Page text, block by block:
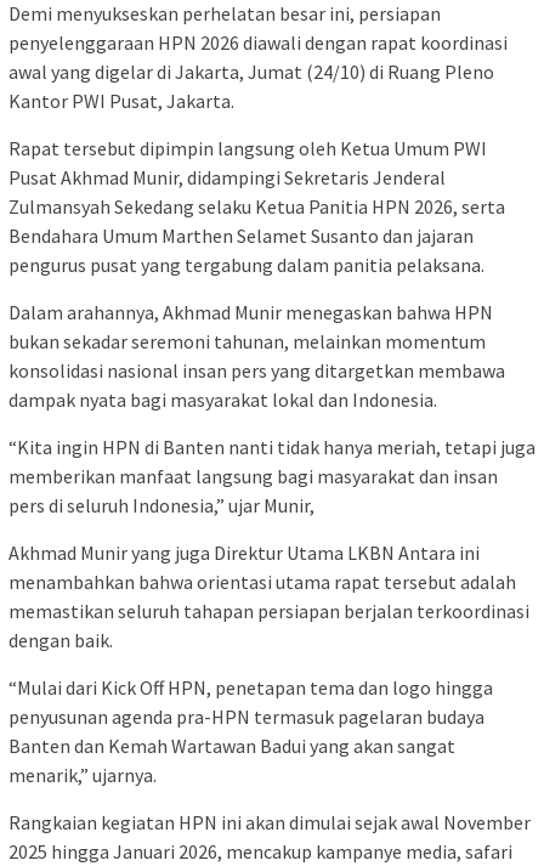
Demi menyukseskan perhelatan besar ini, persiapan
penyelenggaraan HPN 2026 diawali dengan rapat koordinasi
awal yang digelar di Jakarta, Jumat (24/10) di Ruang Pleno
Kantor PWI Pusat, Jakarta.
Rapat tersebut dipimpin langsung oleh Ketua Umum PWI
Pusat Akhmad Munir, didampingi Sekretaris Jenderal
Zulmansyah Sekedang selaku Ketua Panitia HPN 2026, serta
Bendahara Umum Marthen Selamet Susanto dan jajaran
pengurus pusat yang tergabung dalam panitia pelaksana.
Dalam arahannya, Akhmad Munir menegaskan bahwa HPN
bukan sekadar seremoni tahunan, melainkan momentum
konsolidasi nasional insan pers yang ditargetkan membawa
dampak nyata bagi masyarakat lokal dan Indonesia.
“Kita ingin HPN di Banten nanti tidak hanya meriah, tetapi juga
memberikan manfaat langsung bagi masyarakat dan insan
pers di seluruh Indonesia,” ujar Munir,
Akhmad Munir yang juga Direktur Utama LKBN Antara ini
menambahkan bahwa orientasi utama rapat tersebut adalah
memastikan seluruh tahapan persiapan berjalan terkoordinasi
dengan baik.
“Mulai dari Kick Off HPN, penetapan tema dan logo hingga
penyusunan agenda pra-HPN termasuk pagelaran budaya
Banten dan Kemah Wartawan Badui yang akan sangat
menarik,” ujarnya.
Rangkaian kegiatan HPN ini akan dimulai sejak awal November
2025 hingga Januari 2026, mencakup kampanye media, safari